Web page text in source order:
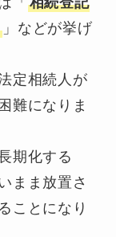
」などが挙げ
定相続人が
難になりま
期化する
まま放置さ
ことになり